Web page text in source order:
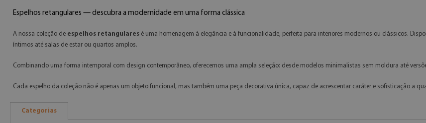
Espelhos retangulares — descubra a modernidade em uma forma clássica
A nossa coleção de espelhos retangulares é uma homenagem à elegância e à funcionalidade, perfeita para interiores modernos ou clássicos.
íntimos até salas de estar ou quartos amplos.
Combinando uma forma intemporal com design contemporâneo, oferecemos uma ampla seleção: desde modelos minimalistas sem moldura até
Cada espelho da coleção não é apenas um objeto funcional, mas também uma peça decorativa única, capaz de acrescentar caráter e sofisticação a
Categorias